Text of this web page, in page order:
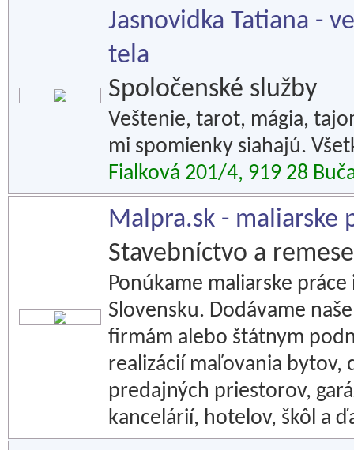
Jasnovidka Tatiana -
tela
Spoločenské služby
Veštenie, tarot, mágia,
mi spomienky siahajú.
Fialková 201/4, 919 28
Malpra.sk - maliarske
Stavebníctvo a
Ponúkame maliarske
Slovensku. Dodávame
firmám alebo štátnym
realizácií maľovania bytov,
predajných priestorov,
kancelárií, hotelov, škôl a